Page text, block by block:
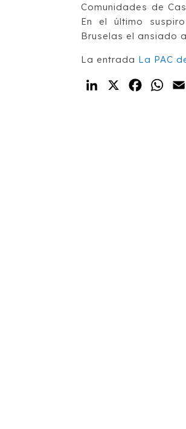
Comunidades de
En el último
Bruselas el ansiado
La entrada La PAC
LinkedIn
X